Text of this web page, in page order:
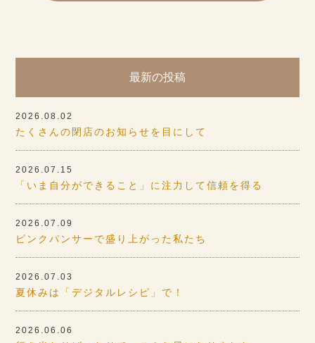
最新の投稿
2026.08.02
たくさんの閉店のお知らせを目にして
2026.07.15
「いま自分ができること」に注力して信頼を得る
2026.07.09
ピンクパンサーで盛り上がった私たち
2026.07.03
夏休みは「デジタルレシピ」で！
2026.06.06